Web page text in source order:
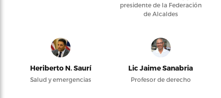
presidente de la Federación
de Alcaldes
Heriberto N. Saurí
Salud y emergencias
Lic Jaime Sanabria
Profesor de derecho